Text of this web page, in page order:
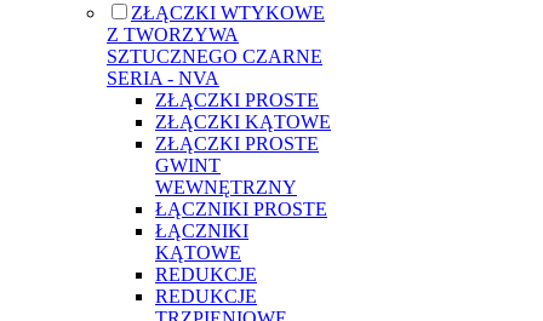
ZŁĄCZKI WTYKOWE
Z TWORZYWA
SZTUCZNEGO CZARNE
SERIA - NVA
ZŁĄCZKI PROSTE
ZŁĄCZKI KĄTOWE
ZŁĄCZKI PROSTE
GWINT
WEWNĘTRZNY
ŁĄCZNIKI PROSTE
ŁĄCZNIKI
KĄTOWE
REDUKCJE
REDUKCJE